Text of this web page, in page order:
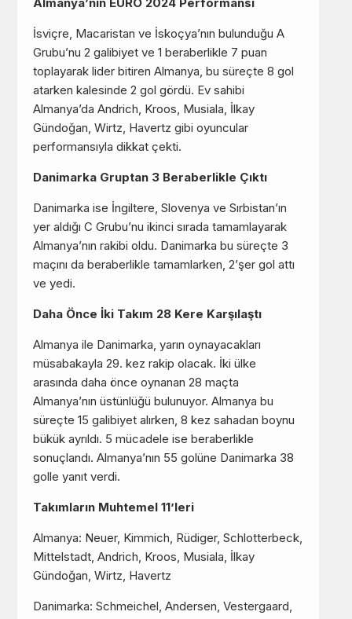
İsviçre, Macaristan ve İskoçya’nın bulunduğu A
Grubu’nu 2 galibiyet ve 1 beraberlikle 7 puan
toplayarak lider bitiren Almanya, bu süreçte 8 gol
atarken kalesinde 2 gol gördü. Ev sahibi
Almanya’da Andrich, Kroos, Musiala, İlkay
Gündoğan, Wirtz, Havertz gibi oyuncular
performansıyla dikkat çekti.
Danimarka Gruptan 3 Beraberlikle Çıktı
Danimarka ise İngiltere, Slovenya ve Sırbistan’ın
yer aldığı C Grubu’nu ikinci sırada tamamlayarak
Almanya’nın rakibi oldu. Danimarka bu süreçte 3
maçını da beraberlikle tamamlarken, 2’şer gol attı
ve yedi.
Daha Önce İki Takım 28 Kere Karşılaştı
Almanya ile Danimarka, yarın oynayacakları
müsabakayla 29. kez rakip olacak. İki ülke
arasında daha önce oynanan 28 maçta
Almanya’nın üstünlüğü bulunuyor. Almanya bu
süreçte 15 galibiyet alırken, 8 kez sahadan boynu
bükük ayrıldı. 5 mücadele ise beraberlikle
sonuçlandı. Almanya’nın 55 golüne Danimarka 38
golle yanıt verdi.
Takımların Muhtemel 11’leri
Almanya: Neuer, Kimmich, Rüdiger, Schlotterbeck,
Mittelstadt, Andrich, Kroos, Musiala, İlkay
Gündoğan, Wirtz, Havertz
Danimarka: Schmeichel, Andersen, Vestergaard,